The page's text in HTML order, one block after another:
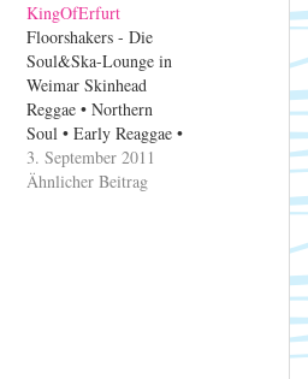
KingOfErfurt
Floorshakers - Die
Soul&Ska-Lounge in
Weimar Skinhead
Reggae • Northern
Soul • Early Reaggae •
Rare Soul • Boogaloo •
Motown • RnB • Ska
3. September 2011
Ähnlicher Beitrag